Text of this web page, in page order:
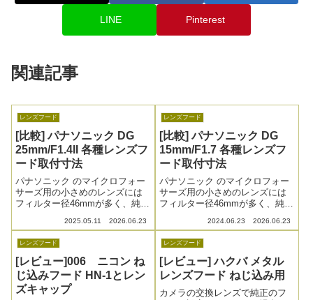
LINE Pinterest
関連記事
レンズフード
[比較] パナソニック DG
25mm/F1.4II 各種レンズフ
ード取付寸法
パナソニック のマイクロフォー
サーズ用の小さめのレンズには
フィルター径46mmが多く、純正
題があったりするのでねじ込み
式の汎用メタルレンズフードを
いくつか購入、とっかえひっか
えして寸法も測ってみました。
今回は DG SUMMILUX 25mm /
F1.4 II です。
2025.05.11 2026.06.23
レンズフード
[比較] パナソニック DG
15mm/F1.7 各種レンズフ
ード取付寸法
パナソニック のマイクロフォー
サーズ用の小さめのレンズには
フィルター径46mmが多く、純正
題があったりするのでねじ込み
式の汎用メタルレンズフードを
いくつか購入、とっかえひっか
えして寸法も測ってみました。
今回は DG SUMMILUX 15mm /
F1.7 です。
2024.06.23 2026.06.23
レンズフード
[レビュー]006 ニコン ね
じ込みフード HN-1とレン
ズキャップ
レンズフード
[レビュー] ハクバ メタル
レンズフード ねじ込み用
カメラの交換レンズで純正のフ